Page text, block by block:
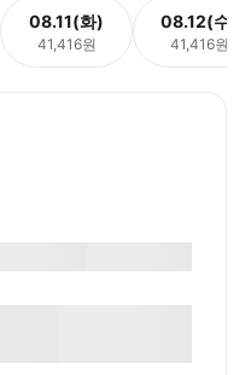
08.11(화)
41,416원
08.12(수)
41,416원